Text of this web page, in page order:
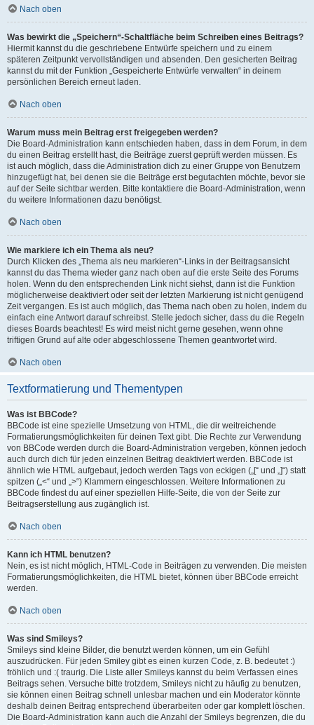
Nach oben
Was bewirkt die „Speichern“-Schaltfläche beim Schreiben eines Beitrags?
Hiermit kannst du die geschriebene Entwürfe speichern und zu einem
späteren Zeitpunkt vervollständigen und absenden. Den gesicherten Beitrag
kannst du mit der Funktion „Gespeicherte Entwürfe verwalten“ in deinem
persönlichen Bereich erneut laden.
Nach oben
Warum muss mein Beitrag erst freigegeben werden?
Die Board-Administration kann entschieden haben, dass in dem Forum, in dem
du einen Beitrag erstellt hast, die Beiträge zuerst geprüft werden müssen. Es
ist auch möglich, dass die Administration dich zu einer Gruppe von Benutzern
hinzugefügt hat, bei denen sie die Beiträge erst begutachten möchte, bevor sie
auf der Seite sichtbar werden. Bitte kontaktiere die Board-Administration, wenn
du weitere Informationen dazu benötigst.
Nach oben
Wie markiere ich ein Thema als neu?
Durch Klicken des „Thema als neu markieren“-Links in der Beitragsansicht
kannst du das Thema wieder ganz nach oben auf die erste Seite des Forums
holen. Wenn du den entsprechenden Link nicht siehst, dann ist die Funktion
möglicherweise deaktiviert oder seit der letzten Markierung ist nicht genügend
Zeit vergangen. Es ist auch möglich, das Thema nach oben zu holen, indem du
einfach eine Antwort darauf schreibst. Stelle jedoch sicher, dass du die Regeln
dieses Boards beachtest! Es wird meist nicht gerne gesehen, wenn ohne
triftigen Grund auf alte oder abgeschlossene Themen geantwortet wird.
Nach oben
Textformatierung und Thementypen
Was ist BBCode?
BBCode ist eine spezielle Umsetzung von HTML, die dir weitreichende
Formatierungsmöglichkeiten für deinen Text gibt. Die Rechte zur Verwendung
von BBCode werden durch die Board-Administration vergeben, können jedoch
auch durch dich für jeden einzelnen Beitrag deaktiviert werden. BBCode ist
ähnlich wie HTML aufgebaut, jedoch werden Tags von eckigen („[“ und „]“) statt
spitzen („<“ und „>“) Klammern eingeschlossen. Weitere Informationen zu
BBCode findest du auf einer speziellen Hilfe-Seite, die von der Seite zur
Beitragserstellung aus zugänglich ist.
Nach oben
Kann ich HTML benutzen?
Nein, es ist nicht möglich, HTML-Code in Beiträgen zu verwenden. Die meisten
Formatierungsmöglichkeiten, die HTML bietet, können über BBCode erreicht
werden.
Nach oben
Was sind Smileys?
Smileys sind kleine Bilder, die benutzt werden können, um ein Gefühl
auszudrücken. Für jeden Smiley gibt es einen kurzen Code, z. B. bedeutet :)
fröhlich und :( traurig. Die Liste aller Smileys kannst du beim Verfassen eines
Beitrags sehen. Versuche bitte trotzdem, Smileys nicht zu häufig zu benutzen,
sie können einen Beitrag schnell unlesbar machen und ein Moderator könnte
deshalb deinen Beitrag entsprechend überarbeiten oder gar komplett löschen.
Die Board-Administration kann auch die Anzahl der Smileys begrenzen, die du